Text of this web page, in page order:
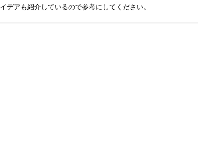
デアも紹介しているので参考にしてください。